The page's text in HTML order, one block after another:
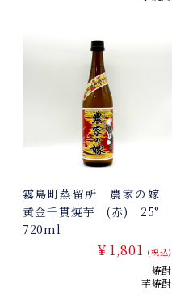
霧島町蒸留所 農家の嫁
黄金千貫焼芋 (赤) 25°
720ml
￥1,801 (税込)
焼酎
芋焼酎